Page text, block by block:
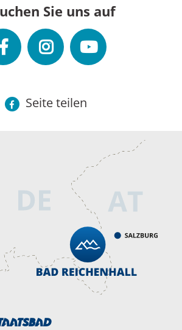
Sie uns auf
Seite teilen